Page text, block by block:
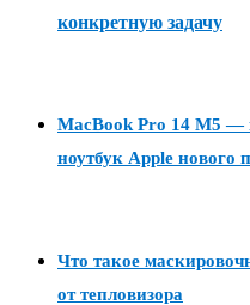
конкретную задачу
MacBook Pro 14 M5 —
ноутбук Apple нового
Что такое
от тепловизора